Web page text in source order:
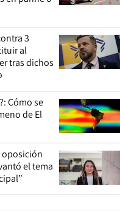
3
al
tras dichos
Cómo se
de El
oposición
el tema